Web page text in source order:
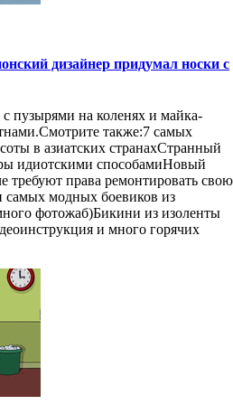
дизайнер придумал носки с
пузырями на коленях и майка-
также:7 самых
в азиатских странахСтранный
идиотскими способамиНовый
требуют права ремонтировать свою
модных боевиков из
фотожаб)Бикини из изоленты
и много горячих